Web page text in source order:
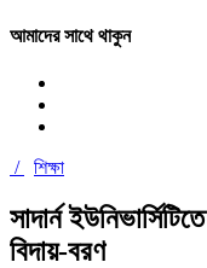
আমাদের সাথে থাকুন
/ শিক্ষা
সাদার্ন
বিদায়-বরণ